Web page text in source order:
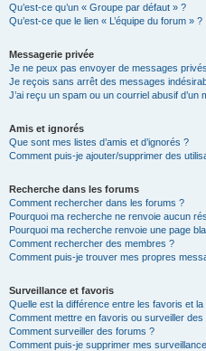
Qu’est-ce qu’un « Groupe par défaut » ?
Qu’est-ce que le lien « L’équipe du forum » ?
Messagerie privée
Je ne peux pas envoyer de messages
Je reçois sans arrêt des messages
J’ai reçu un spam ou un courriel abusif d’un
Amis et ignorés
Que sont mes listes d’amis et d’ignorés ?
Comment puis-je ajouter/supprimer des
Recherche dans les forums
Comment rechercher dans les forums ?
Pourquoi ma recherche ne renvoie aucun
Pourquoi ma recherche renvoie une page
Comment rechercher des membres ?
Comment puis-je trouver mes propres
Surveillance et favoris
Quelle est la différence entre les favoris et
Comment mettre en favoris ou surveiller des
Comment surveiller des forums ?
Comment puis-je supprimer mes